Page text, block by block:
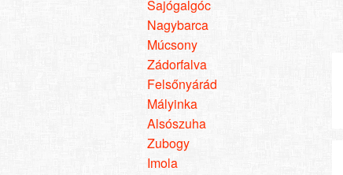
Sajógalgóc
Nagybarca
Múcsony
Zádorfalva
Felsőnyárád
Mályinka
Alsószuha
Zubogy
Imola